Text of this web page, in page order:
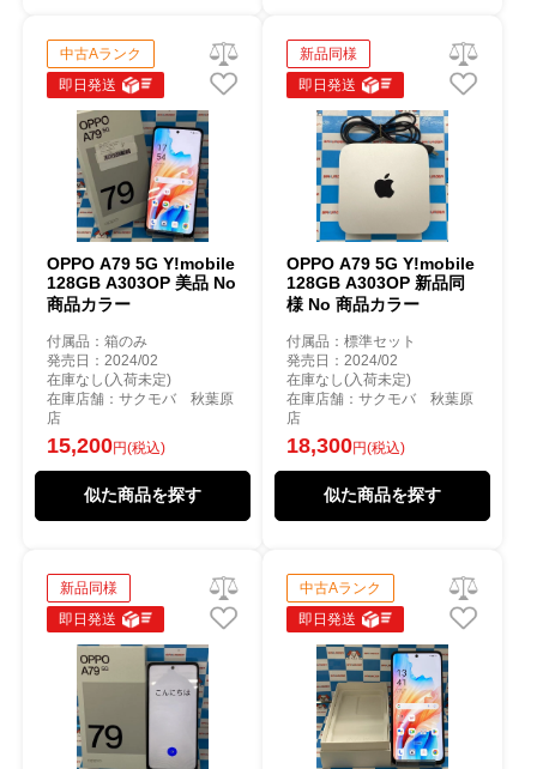
中古Aランク
即日発送
OPPO A79 5G Y!mobile
128GB A303OP 美品 No
商品カラー
付属品：箱のみ
発売日：2024/02
在庫なし(入荷未定)
在庫店舗：サクモバ 秋葉原
店
15,200円(税込)
似た商品を探す
新品同様
即日発送
OPPO A79 5G Y!mobile
128GB A303OP 新品同
様 No 商品カラー
付属品：標準セット
発売日：2024/02
在庫なし(入荷未定)
在庫店舗：サクモバ 秋葉原
店
18,300円(税込)
似た商品を探す
新品同様
即日発送
中古Aランク
即日発送